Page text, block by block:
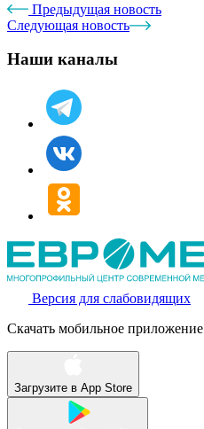
Предыдущая новость
Следующая новость
Наши каналы
Версия для слабовидящих
Скачать мобильное приложение
Загрузите в App Store